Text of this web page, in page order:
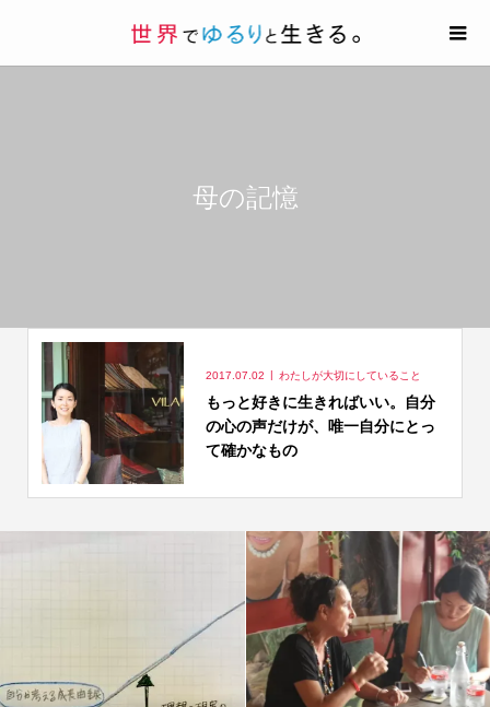
母の記憶
2017.07.02 わたしが大切にしていること
もっと好きに生きればいい。自分
の心の声だけが、唯一自分にとっ
て確かなもの